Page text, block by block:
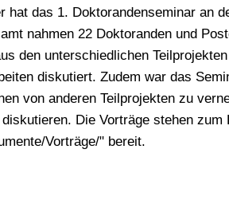
hat das 1. Doktorandenseminar an
nahmen 22 Doktoranden und
den unterschiedlichen
diskutiert. Zudem war das
von anderen Teilprojekten zu
Die Vorträge stehen zum
Vorträge/" bereit.